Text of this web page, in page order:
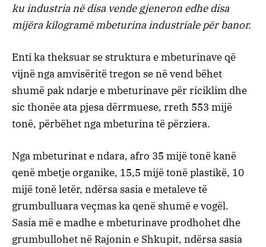
ku industria në disa vende gjeneron edhe disa
mijëra kilogramë mbeturina industriale për banor.
Enti ka theksuar se struktura e mbeturinave që
vijnë nga amvisëritë tregon se në vend bëhet
shumë pak ndarje e mbeturinave për riciklim dhe
sic thonëe ata pjesa dërrmuese, rreth 553 mijë
tonë, përbëhet nga mbeturina të përziera.
Nga mbeturinat e ndara, afro 35 mijë tonë kanë
qenë mbetje organike, 15,5 mijë tonë plastikë, 10
mijë tonë letër, ndërsa sasia e metaleve të
grumbulluara veçmas ka qenë shumë e vogël.
Sasia më e madhe e mbeturinave prodhohet dhe
grumbullohet në Rajonin e Shkupit, ndërsa sasia